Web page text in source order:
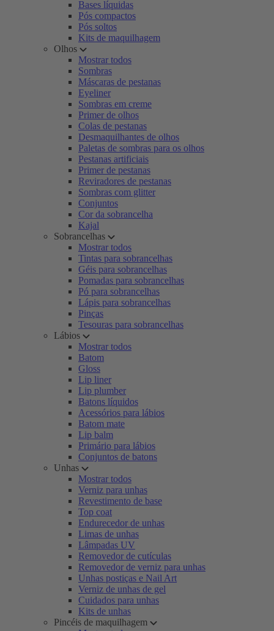
Bases líquidas
Pós compactos
Pós soltos
Kits de maquilhagem
Olhos
Mostrar todos
Sombras
Máscaras de pestanas
Eyeliner
Sombras em creme
Primer de olhos
Colas de pestanas
Desmaquilhantes de olhos
Paletas de sombras para os olhos
Pestanas artificiais
Primer de pestanas
Reviradores de pestanas
Sombras com glitter
Conjuntos
Cor da sobrancelha
Kajal
Sobrancelhas
Mostrar todos
Tintas para sobrancelhas
Géis para sobrancelhas
Pomadas para sobrancelhas
Pó para sobrancelhas
Lápis para sobrancelhas
Pinças
Tesouras para sobrancelhas
Lábios
Mostrar todos
Batom
Gloss
Lip liner
Lip plumber
Batons líquidos
Acessórios para lábios
Batom mate
Lip balm
Primário para lábios
Conjuntos de batons
Unhas
Mostrar todos
Verniz para unhas
Revestimento de base
Top coat
Endurecedor de unhas
Limas de unhas
Lâmpadas UV
Removedor de cutículas
Removedor de verniz para unhas
Unhas postiças e Nail Art
Verniz de unhas de gel
Cuidados para unhas
Kits de unhas
Pincéis de maquilhagem